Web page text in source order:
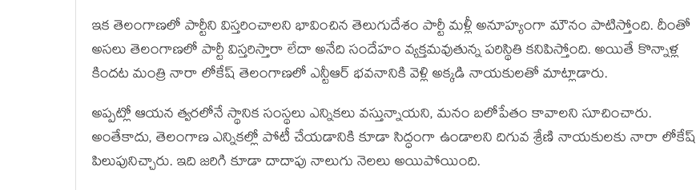
ఇక తెలంగాణలో పార్టీని విస్తరించాలని భావించిన తెలుగుదేశం పార్టీ మళ్లీ అనూహ్యంగా మౌనం పాటిస్తోంది. దీంతో
అసలు తెలంగాణలో పార్టీ విస్తరిస్తారా లేదా అనేది సందేహం వ్యక్తమవుతున్న పరిస్థితి కనిపిస్తోంది. అయితే కొన్నాళ్ల
కిందట మంత్రి నారా లోకేష్ తెలంగాణలో ఎన్టీఆర్ భవనానికి వెళ్లి అక్కడి నాయకులతో మాట్లాడారు.
అప్పట్లో ఆయ‌న త్వరలోనే స్థానిక సంస్థలు ఎన్నికలు వస్తున్నాయని, మనం బలోపేతం కావాలని సూచించారు.
అంతేకాదు, తెలంగాణ ఎన్నికల్లో పోటీ చేయడానికి కూడా సిద్ధంగా ఉండాలని దిగువ శ్రేణి నాయకులకు నారా లోకేష్
పిలుపునిచ్చారు. ఇది జరిగి కూడా దాదాపు నాలుగు నెలలు అయిపోయింది.